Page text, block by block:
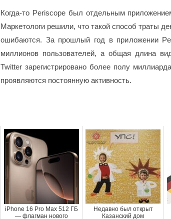
Когда-то Periscope был отдельным
Маркетологи решили, что такой способ траты
ошибаются. За прошлый год в приложении
миллионов пользователей, а общая длина
Twitter зарегистрировано более полу
проявляются постоянную активность.
iPhone 16 Pro Max 512 ГБ
— флагман нового
Недавно был открыт
Казанский дом